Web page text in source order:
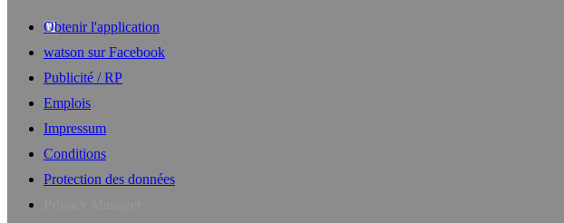
Obtenir l'application
watson sur Facebook
Publicité / RP
Emplois
Impressum
Conditions
Protection des données